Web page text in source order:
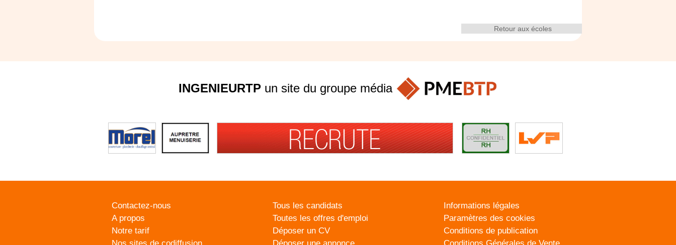
Retour aux écoles
INGENIEURTPun site du groupe média
Contactez-nous
A propos
Notre tarif
Tous les candidats
Toutes les offres d'emploi
Déposer un CV
Informations légales
Paramètres des cookies
Conditions de publication